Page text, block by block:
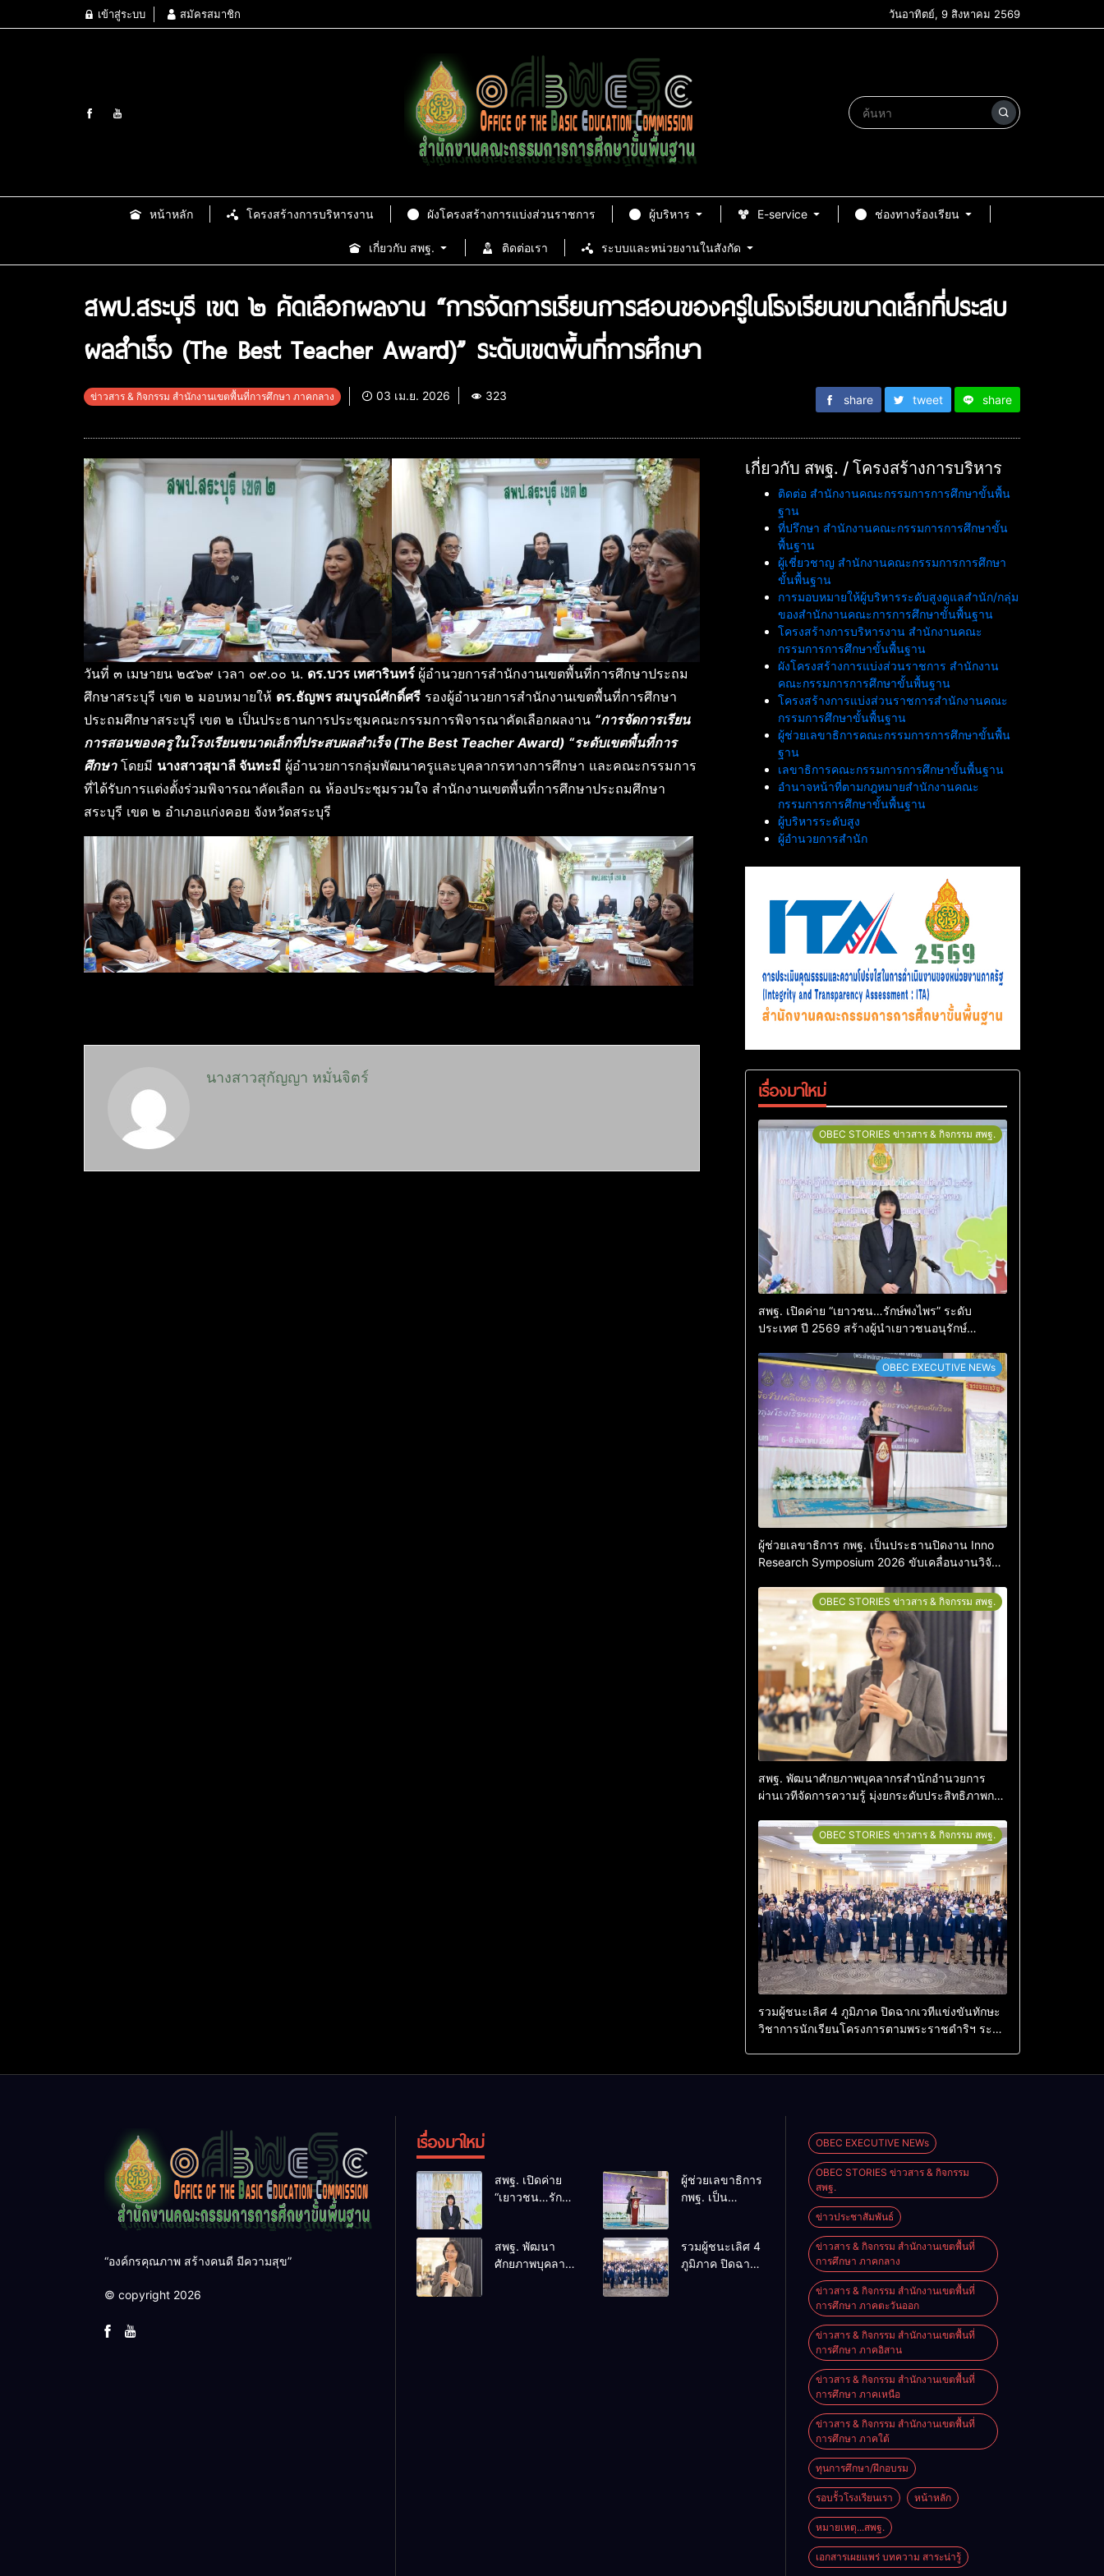
เข้าสู่ระบบ สมัครสมาชิก วันอาทิตย์, 9 สิงหาคม 2569
หน้าหลัก โครงสร้างการบริหารงาน ผังโครงสร้างการแบ่งส่วนราชการ ผู้บริหาร E-service ช่องทางร้องเรียน
เกี่ยวกับ สพฐ. ติดต่อเรา ระบบและหน่วยงานในสังกัด
สพป.สระบุรี เขต ๒ คัดเลือกผลงาน “การจัดการเรียนการสอนของครูในโรงเรียนขนาดเล็กที่ประสบ
ผลสำเร็จ (The Best Teacher Award)” ระดับเขตพื้นที่การศึกษา
ข่าวสาร & กิจกรรม สำนักงานเขตพื้นที่การศึกษา ภาคกลาง 03 เม.ย. 2026 323 share tweet share
วันที่ ๓ เมษายน ๒๕๖๙ เวลา ๐๙.๐๐ น. ดร.บวร เทศารินทร์ ผู้อำนวยการสำนักงานเขตพื้นที่การศึกษาประถม
ศึกษาสระบุรี เขต ๒ มอบหมายให้ ดร.ธัญพร สมบูรณ์ศักดิ์ศรี รองผู้อำนวยการสำนักงานเขตพื้นที่การศึกษา
ประถมศึกษาสระบุรี เขต ๒ เป็นประธานการประชุมคณะกรรมการพิจารณาคัดเลือกผลงาน “การจัดการเรียน
การสอนของครูในโรงเรียนขนาดเล็กที่ประสบผลสำเร็จ (The Best Teacher Award) “ระดับเขตพื้นที่การ
ศึกษาโดยมี นางสาวสุมาลี จันทะมี ผู้อำนวยการกลุ่มพัฒนาครูและบุคลากรทางการศึกษา และคณะกรรมการ
ที่ได้รับการแต่งตั้งร่วมพิจารณาคัดเลือก ณ ห้องประชุมรวมใจ สำนักงานเขตพื้นที่การศึกษาประถมศึกษา
สระบุรี เขต ๒ อำเภอแก่งคอย จังหวัดสระบุรี
นางสาวสุกัญญา หมั่นจิตร์
เกี่ยวกับ สพฐ. / โครงสร้างการบริหาร
ติดต่อ สำนักงานคณะกรรมการการศึกษาขั้นพื้น
ฐาน
ที่ปรึกษา สำนักงานคณะกรรมการการศึกษาขั้น
พื้นฐาน
ผู้เชี่ยวชาญ สำนักงานคณะกรรมการการศึกษา
ขั้นพื้นฐาน
การมอบหมายให้ผู้บริหารระดับสูงดูแลสำนัก/กลุ่ม
ของสำนักงานคณะการการศึกษาขั้นพื้นฐาน
โครงสร้างการบริหารงาน สำนักงานคณะ
กรรมการการศึกษาขั้นพื้นฐาน
ผังโครงสร้างการแบ่งส่วนราชการ สำนักงาน
คณะกรรมการการศึกษาขั้นพื้นฐาน
โครงสร้างการแบ่งส่วนราชการสำนักงานคณะ
กรรมการศึกษาขั้นพื้นฐาน
ผู้ช่วยเลขาธิการคณะกรรมการการศึกษาขั้นพื้น
ฐาน
เลขาธิการคณะกรรมการการศึกษาขั้นพื้นฐาน
อำนาจหน้าที่ตามกฎหมายสำนักงานคณะ
กรรมการการศึกษาขั้นพื้นฐาน
ผู้บริหารระดับสูง
ผู้อำนวยการสำนัก
เรื่องมาใหม่
OBEC STORIES ข่าวสาร & กิจกรรม สพฐ.
สพฐ. เปิดค่าย “เยาวชน…รักษ์พงไพร” ระดับ
ประเทศ ปี 2569 สร้างผู้นำเยาวชนอนุรักษ์
OBEC EXECUTIVE NEWs
ผู้ช่วยเลขาธิการ กพฐ. เป็นประธานปิดงาน Inno
Research Symposium 2026 ขับเคลื่อนงานวิจัย
OBEC STORIES ข่าวสาร & กิจกรรม สพฐ.
สพฐ. พัฒนาศักยภาพบุคลากรสำนักอำนวยการ
ผ่านเวทีจัดการความรู้ มุ่งยกระดับประสิทธิภาพการ
OBEC STORIES ข่าวสาร & กิจกรรม สพฐ.
รวมผู้ชนะเลิศ 4 ภูมิภาค ปิดฉากเวทีแข่งขันทักษะ
วิชาการนักเรียนโครงการตามพระราชดำริฯ ระดับ
“องค์กรคุณภาพ สร้างคนดี มีความสุข”
© copyright 2026
เรื่องมาใหม่
สพฐ. เปิดค่าย
“เยาวชน…รักษ์
สร้างผู้นำ
เยาวชนอนุรักษ์
ผู้ช่วยเลขาธิการ
กพฐ. เป็น
Symposium
2026 ขับเคลื่อน
สพฐ. พัฒนา
ศักยภาพบุคลากร
รวมผู้ชนะเลิศ 4
ภูมิภาค ปิดฉาก
OBEC EXECUTIVE NEWs
OBEC STORIES ข่าวสาร & กิจกรรม
สพฐ.
ข่าวประชาสัมพันธ์
ข่าวสาร & กิจกรรม สำนักงานเขตพื้นที่
การศึกษา ภาคกลาง
ข่าวสาร & กิจกรรม สำนักงานเขตพื้นที่
การศึกษา ภาคตะวันออก
ข่าวสาร & กิจกรรม สำนักงานเขตพื้นที่
การศึกษา ภาคอิสาน
ข่าวสาร & กิจกรรม สำนักงานเขตพื้นที่
การศึกษา ภาคเหนือ
ข่าวสาร & กิจกรรม สำนักงานเขตพื้นที่
การศึกษา ภาคใต้
ทุนการศึกษา/ฝึกอบรม
รอบรั้วโรงเรียนเรา หน้าหลัก
หมายเหตุ...สพฐ.
เอกสารเผยแพร่ บทความ สาระน่ารู้